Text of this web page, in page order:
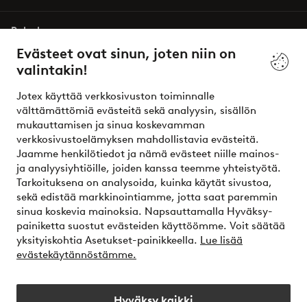
Evästeet ovat sinun, joten niin on
valintakin!
Jotex käyttää verkkosivuston toiminnalle
välttämättömiä evästeitä sekä analyysin, sisällön
mukauttamisen ja sinua koskevamman
verkkosivustoelämyksen mahdollistavia evästeitä.
Jaamme henkilötiedot ja nämä evästeet niille mainos-
ja analyysiyhtiöille, joiden kanssa teemme yhteistyötä.
Tarkoituksena on analysoida, kuinka käytät sivustoa,
sekä edistää markkinointiamme, jotta saat paremmin
sinua koskevia mainoksia. Napsauttamalla Hyväksy-
painiketta suostut evästeiden käyttöömme. Voit säätää
yksityiskohtia Asetukset-painikkeella. Lue lisää
evästekäytännöstämme.
Palvelumme
Ehdot
Ystävät
Turvalliset maksut – maksa nyt tai erissä
Haluatko tietää lisää maksuvaihtoehdoistamme?
elpy